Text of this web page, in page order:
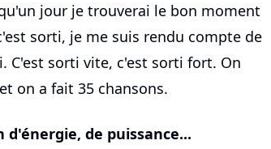
jour je trouverai le bon moment
sorti, je me suis rendu compte de
C'est sorti vite, c'est sorti fort. On
on a fait 35 chansons.
de puissance...